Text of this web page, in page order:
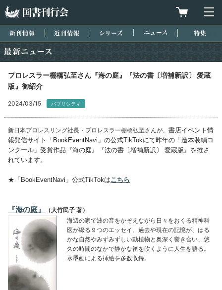
買物カゴを
新刊情報 近刊情報 シリーズ ニュース
プロレスラー棚橋弘至さん『海の庭』『法の書〔増補新訳〕 愛蔵
版』御紹介
2024/03/15 パブリシティ
新日本プロレスリング社長・プロレスラー棚橋弘至さんが、 書店イベント情
報発信サイト「BookEventNavi」 の公式TikTokにて昨年の「造本装幀コ
ンクール」受賞作品『海の庭』『法の書〔増補新訳〕 愛蔵版』を推さ
れています。
★「BookEventNavi」 公式TikTokはこちら
『海の庭』
（大竹民子 著）
海辺の家で波の音をかぞえながら日々をおくる精神科
医が綴る９つのエッセイ。過去や現在の記憶が、はる
かな自然やみずみずしい動植物と奥深く響き合い、悠
久の時間のなかで静かな笛を吹くように人生を語る。
水墨画による挿絵を多数収録。